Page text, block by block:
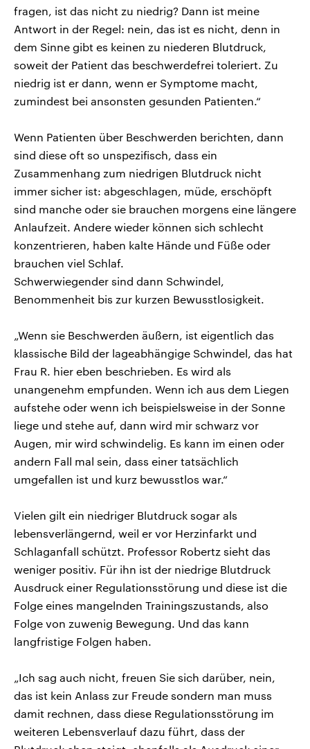
fragen, ist das nicht zu niedrig? Dann ist meine
Antwort in der Regel: nein, das ist es nicht, denn in
dem Sinne gibt es keinen zu niederen Blutdruck,
soweit der Patient das beschwerdefrei toleriert. Zu
niedrig ist er dann, wenn er Symptome macht,
zumindest bei ansonsten gesunden Patienten.“
Wenn Patienten über Beschwerden berichten, dann
sind diese oft so unspezifisch, dass ein
Zusammenhang zum niedrigen Blutdruck nicht
immer sicher ist: abgeschlagen, müde, erschöpft
sind manche oder sie brauchen morgens eine längere
Anlaufzeit. Andere wieder können sich schlecht
konzentrieren, haben kalte Hände und Füße oder
brauchen viel Schlaf.
Schwerwiegender sind dann Schwindel,
Benommenheit bis zur kurzen Bewusstlosigkeit.
„Wenn sie Beschwerden äußern, ist eigentlich das
klassische Bild der lageabhängige Schwindel, das hat
Frau R. hier eben beschrieben. Es wird als
unangenehm empfunden. Wenn ich aus dem Liegen
aufstehe oder wenn ich beispielsweise in der Sonne
liege und stehe auf, dann wird mir schwarz vor
Augen, mir wird schwindelig. Es kann im einen oder
andern Fall mal sein, dass einer tatsächlich
umgefallen ist und kurz bewusstlos war.“
Vielen gilt ein niedriger Blutdruck sogar als
lebensverlängernd, weil er vor Herzinfarkt und
Schlaganfall schützt. Professor Robertz sieht das
weniger positiv. Für ihn ist der niedrige Blutdruck
Ausdruck einer Regulationsstörung und diese ist die
Folge eines mangelnden Trainingszustands, also
Folge von zuwenig Bewegung. Und das kann
langfristige Folgen haben.
„Ich sag auch nicht, freuen Sie sich darüber, nein,
das ist kein Anlass zur Freude sondern man muss
damit rechnen, dass diese Regulationsstörung im
weiteren Lebensverlauf dazu führt, dass der